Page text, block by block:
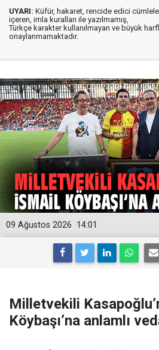
UYARI: Küfür, hakaret, rencide edici
içeren, imla kuralları ile yazılmamış,
Türkçe karakter kullanılmayan ve büyük
onaylanmamaktadır.
14:01
09 Ağustos 2026
Milletvekili
Köybaşı’na anlamlı